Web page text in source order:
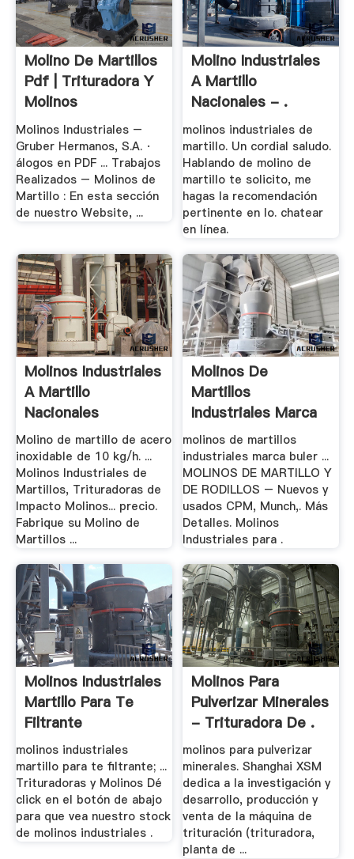
Molino De Martillos
Pdf | Trituradora Y
Molinos
Molinos Industriales –
Gruber Hermanos, S.A. ·
álogos en PDF ... Trabajos
Realizados – Molinos de
Martillo : En esta sección
de nuestro Website, ...
Molino Industriales
A Martillo
Nacionales - .
molinos industriales de
martillo. Un cordial saludo.
Hablando de molino de
martillo te solicito, me
hagas la recomendación
pertinente en lo. chatear
en línea.
Molinos Industriales
A Martillo
Nacionales
Molino de martillo de acero
inoxidable de 10 kg/h. ...
Molinos Industriales de
Martillos, Trituradoras de
Impacto Molinos... precio.
Fabrique su Molino de
Martillos ...
Molinos De
Martillos
Industriales Marca
Buler
molinos de martillos
industriales marca buler ...
MOLINOS DE MARTILLO Y
DE RODILLOS – Nuevos y
usados CPM, Munch,. Más
Detalles. Molinos
Industriales para .
Molinos Industriales
Martillo Para Te
Filtrante
molinos industriales
martillo para te filtrante; ...
Trituradoras y Molinos Dé
click en el botón de abajo
para que vea nuestro stock
de molinos industriales .
Molinos Para
Pulverizar Minerales
- Trituradora De .
molinos para pulverizar
minerales. Shanghai XSM
dedica a la investigación y
desarrollo, producción y
venta de la máquina de
trituración (trituradora,
planta de ...